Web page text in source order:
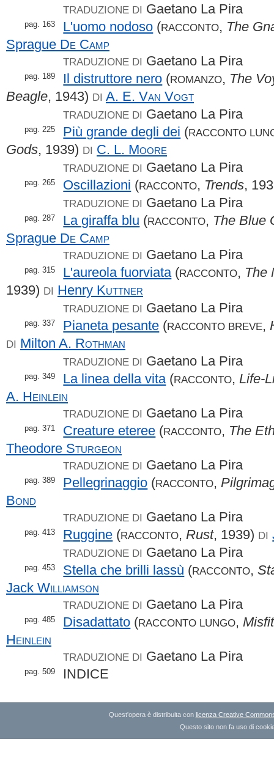
TRADUZIONE DI Gaetano La Pira
pag. 163 L'uomo nodoso (RACCONTO, The
Sprague De Camp
TRADUZIONE DI Gaetano La Pira
pag. 189 Il distruttore nero (ROMANZO, The
Beagle, 1943) DI A. E. Van Vogt
TRADUZIONE DI Gaetano La Pira
pag. 225 Più grande degli dei (RACCONTO
Gods, 1939) DI C. L. Moore
TRADUZIONE DI Gaetano La Pira
pag. 265 Oscillazioni (RACCONTO, Trends,
TRADUZIONE DI Gaetano La Pira
pag. 287 La giraffa blu (RACCONTO, The Blue
Sprague De Camp
TRADUZIONE DI Gaetano La Pira
pag. 315 L'aureola fuorviata (RACCONTO, The
1939) DI Henry Kuttner
TRADUZIONE DI Gaetano La Pira
pag. 337 Pianeta pesante (RACCONTO BREVE,
DI Milton A. Rothman
TRADUZIONE DI Gaetano La Pira
pag. 349 La linea della vita (RACCONTO, Life-
A. Heinlein
TRADUZIONE DI Gaetano La Pira
pag. 371 Creature eteree (RACCONTO, The
Theodore Sturgeon
TRADUZIONE DI Gaetano La Pira
pag. 389 Pellegrinaggio (RACCONTO,
Bond
TRADUZIONE DI Gaetano La Pira
pag. 413 Ruggine (RACCONTO, Rust, 1939) DI
TRADUZIONE DI Gaetano La Pira
pag. 453 Stella che brilli lassù (RACCONTO,
Jack Williamson
TRADUZIONE DI Gaetano La Pira
pag. 485 Disadattato (RACCONTO LUNGO, Misfit
Heinlein
TRADUZIONE DI Gaetano La Pira
pag. 509 INDICE
Quest'opera è distribuita con licenza Creative
Questo sito non fa uso di